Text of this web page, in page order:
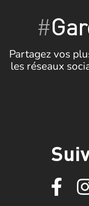
#
Partagez vos
les réseaux